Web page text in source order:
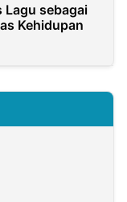
Lagu sebagai
Kehidupan